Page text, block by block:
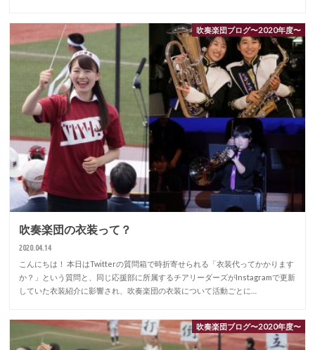
吹奏楽団ブログ〜2020年度〜
吹奏楽団の衣装って？
2020.04.14
こんにちは！ 本日はTwitterの質問箱で時折寄せられる「衣装代ってかかります
か？」という質問と、同じ応援部に所属するチアリーダーズがInstagramで更新
していた衣装紹介に影響され、吹奏楽団の衣装について活動ごとに…
吹奏楽団ブログ〜2020年度〜